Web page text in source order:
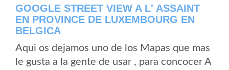
GOOGLE STREET VIEW A L' ASSAINT
EN PROVINCE DE LUXEMBOURG EN
BELGICA
Aqui os dejamos uno de los Mapas que mas
le gusta a la gente de usar , para concocer A